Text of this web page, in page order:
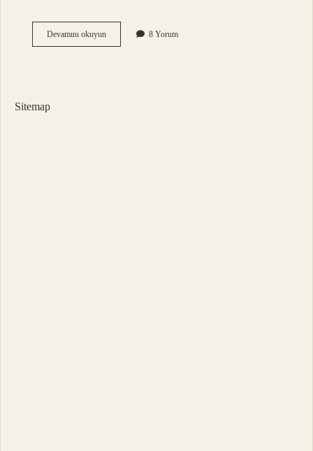
Devamını okuyunÖğretmendir
Kelimesinin
8 Yorum
Sitemap